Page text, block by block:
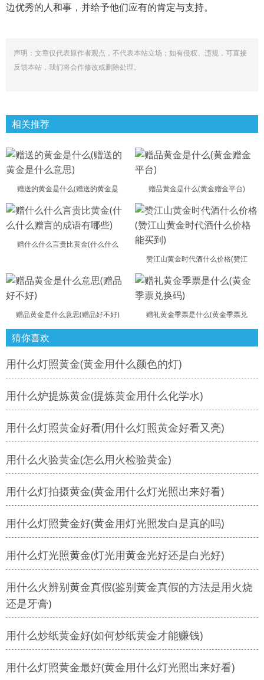
边优秀的人和事，并给予他们应有的肯定与支持。
声明：文章仅代表原作者观点，不代表本站立场；如有侵权、违规，可直接
反馈本站，我们将会作修改或删除处理。
相关推荐
赠送的黄金是什么(赠送的黄金是 赠品黄金是什么(黄金赠金平台)
赠什么什么言贵比黄金(什么什么
赞江山黄金时代酒什么价格(赞江
赠品黄金是什么意思(赠品好不好) 赠礼黄金季票是什么(黄金季票兑
猜你喜欢
用什么灯照黄金(黄金用什么颜色的灯)
用什么炉提炼黄金(提炼黄金用什么化学水)
用什么灯照黄金好看(用什么灯照黄金好看又亮)
用什么火验黄金(怎么用火检验黄金)
用什么灯拍摄黄金(黄金用什么灯光照出来好看)
用什么灯照黄金好(黄金用灯光照发白是真的吗)
用什么灯光照黄金(灯光用黄金光好还是白光好)
用什么火辨别黄金真假(鉴别黄金真假的方法是用火烧
还是牙膏)
用什么炒纸黄金好(如何炒纸黄金才能赚钱)
用什么灯照黄金最好(黄金用什么灯光照出来好看)